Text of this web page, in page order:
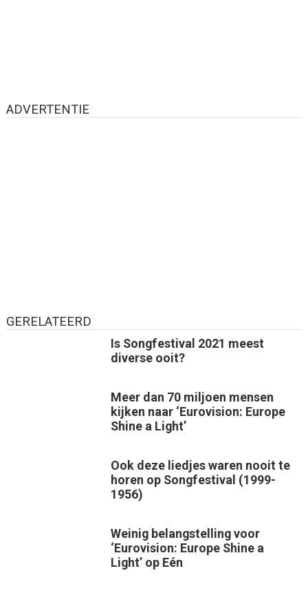
ADVERTENTIE
GERELATEERD
Is Songfestival 2021 meest
diverse ooit?
Meer dan 70 miljoen mensen
kijken naar ‘Eurovision: Europe
Shine a Light’
Ook deze liedjes waren nooit te
horen op Songfestival (1999-
1956)
Weinig belangstelling voor
‘Eurovision: Europe Shine a
Light’ op Eén